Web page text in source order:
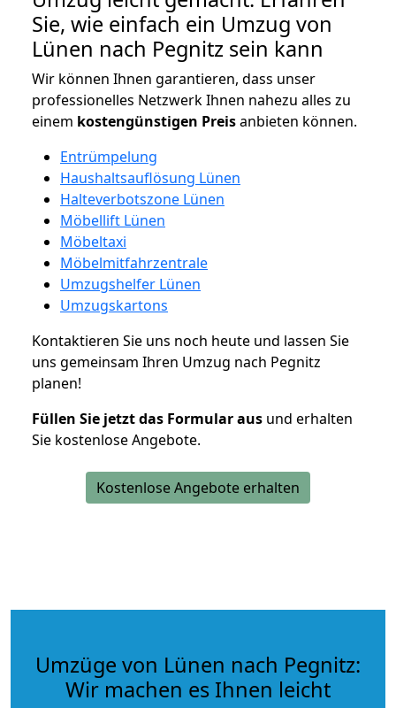
Sie, wie einfach ein Umzug von
Lünen nach Pegnitz sein kann
Wir können Ihnen garantieren, dass unser
professionelles Netzwerk Ihnen nahezu alles zu
einem kostengünstigen Preisanbieten können.
Entrümpelung
Haushaltsauflösung Lünen
Halteverbotszone Lünen
Möbellift Lünen
Möbeltaxi
Möbelmitfahrzentrale
Umzugshelfer Lünen
Umzugskartons
Kontaktieren Sie uns noch heute und lassen Sie
uns gemeinsam Ihren Umzug nach Pegnitz
planen!
Füllen Sie jetzt das Formular aus und erhalten
Sie kostenlose Angebote.
Kostenlose Angebote erhalten
Umzüge von Lünen nach Pegnitz:
Wir machen es Ihnen leicht